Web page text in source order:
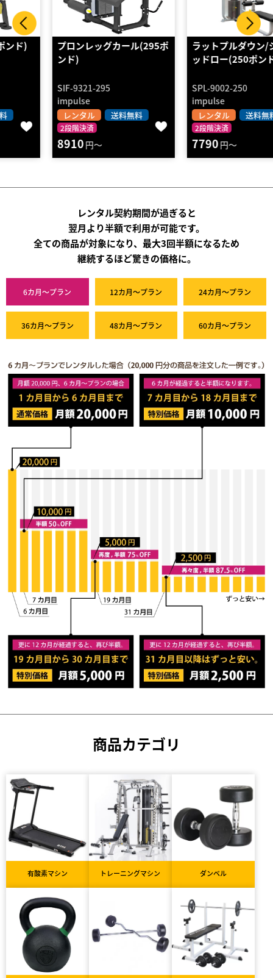
プロンレッグカール(295ポ
SIF-9321-295
送料無料
2段階決済
円～
ラットプルダウン/シーテ
ッドロー(250ポンド付…
SPL-9002-250
送料無料
2段階決済
円～
レンタル契約期間が過ぎると
翌月より半額で利用が可能です。
全ての商品が対象になり、最大3回半額になるため
継続するほど驚きの価格に。
6カ月～プラン 12カ月～プラン 24カ月～プラン
36カ月～プラン 48カ月～プラン 60カ月～プラン
商品カテゴリ
有酸素マシン トレーニングマシン ダンベル